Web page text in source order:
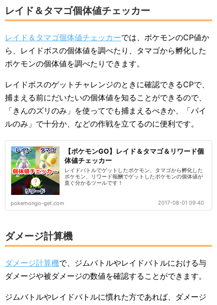
レイド＆タマゴ個体値チェッカー
レイド＆タマゴ個体値チェッカーでは、ポケモンのCP値か
ら、レイドボスの個体値を調べたり、タマゴから孵化した
ポケモンの個体値を調べたりできます。
レイドボスのゲットチャレンジのときに確認できるCPで、
捕まえる前にだいたいの個体値を知ることができるので、
「きんのズリのみ」を使ってでも捕まえるべきか、「パイ
ルのみ」で十分か、などの作戦を立てるのに便利です。
【ポケモンGO】レイド＆タマゴ＆リワード個
体値チェッカー
レイドバトルでゲットしたポケモン、タマゴから孵化した
ポケモン、リワード報酬でゲットしたポケモンの個体値が
直ぐ分かるツールです！
pokemongo-get.com 2017-08-01 09:40
ダメージ計算機
ダメージ計算機で、ジムバトルやレイドバトルにおける与
ダメージや被ダメージの数値を確認することができます。
ジムバトルやレイドバトルに慣れた方であれば、ダメージ